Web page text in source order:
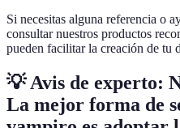
Si necesitas alguna referencia o
consultar nuestros productos
pueden facilitar la creación de tu
💡 Avis de experto:
La mejor forma de